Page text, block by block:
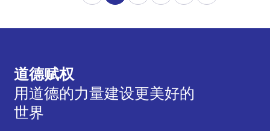
道德赋权
用道德的力量建设更美好的
世界